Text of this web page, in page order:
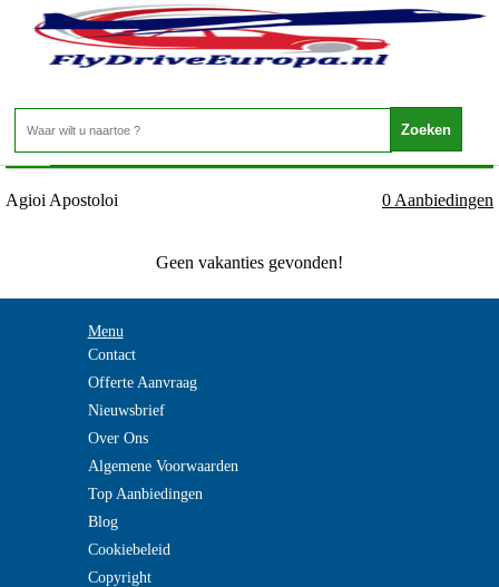
Griekenland - Kreta - Agioi Apostoloi
Home>
Agioi Apostoloi 0 Aanbiedingen
Geen vakanties gevonden!
Menu
Contact
Offerte Aanvraag
Nieuwsbrief
Over Ons
Algemene Voorwaarden
Top Aanbiedingen
Blog
Cookiebeleid
Copyright